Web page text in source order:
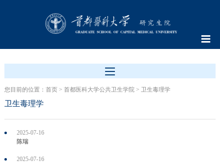
您目前的位置： 首页> 首都医科大学公共卫生学院> 卫生毒理学
卫生毒理学
2025-07-16
陈瑞
2025-07-16